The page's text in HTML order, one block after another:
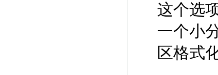
这个选
一个小
区格式